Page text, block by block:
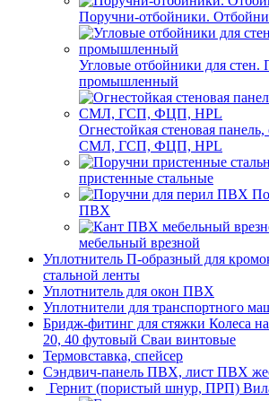
Поручни-отбойники.
Угловые отбойники для стен.
промышленный
Огнестойкая стеновая
СМЛ, ГСП, ФЦП, HPL
пристенные стальные
ПВХ
мебельный врезной
Уплотнитель П-образный для
стальной ленты
Уплотнитель для окон ПВХ
Уплотнители для транспортного
Бридж-фитинг для стяжки Колеса
20, 40 футовый Сваи винтовые
Термовставка, спейсер
Сэндвич-панель ПВХ, лист ПВХ
Гернит (пористый шнур, ПРП)